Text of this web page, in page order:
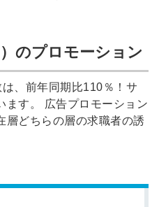
のプロモーション
、前年同期比110％！サ
ます。 広告プロモーション
層どちらの層の求職者の誘